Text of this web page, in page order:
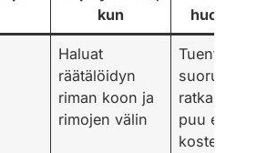
kun
huomioida
Haluat
räätälöidyn
riman koon ja
rimojen välin
Tuenta ja
suoruus
ratkaisevat,
puu elää
kosteuden